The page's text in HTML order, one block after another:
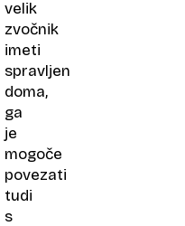
velik
zvočnik
imeti
spravljen
doma,
ga
je
mogoče
povezati
tudi
s